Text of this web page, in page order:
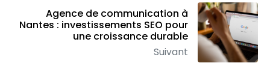
Agence de communication à
Nantes : investissements SEO pour
une croissance durable
Suivant